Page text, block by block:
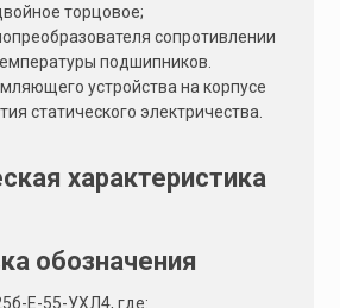
торцовое;
сопротивлении
подшипников.
устройства на корпусе
статического электричества.
характеристика
обозначения
Е-55-УХЛ4, где: